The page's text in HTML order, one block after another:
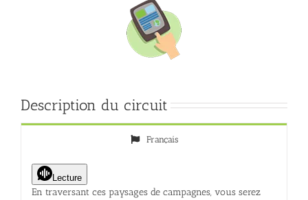
Description du circuit
Français
Lecture
En traversant ces paysages de campagnes, vous serez